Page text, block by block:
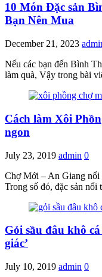
10 Món Đặc sản
Bạn Nên Mua
December 21, 2023
Nếu các bạn đến Bình
làm quà, Vậy trong bài
Cách làm Xôi
ngon
July 23, 2019 admin 0
Chợ Mới – An Giang nổi
Trong số đó, đặc sản nổi
Gỏi sầu đâu khô
giác’
July 10, 2019 admin 0